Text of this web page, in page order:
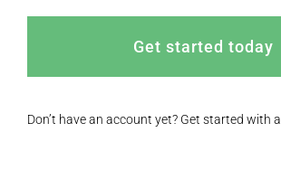
Get started today
Don’t have an account yet? Get started with a